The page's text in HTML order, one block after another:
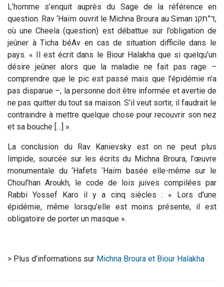
L’homme s’enquit auprès du Sage de la référence en
question. Rav ‘Haïm ouvrit le Michna Broura au Siman ד”תקנ,
où une Cheela (question) est débattue sur l’obligation de
jeûner à Ticha béAv en cas de situation difficile dans le
pays. « Il est écrit dans le Biour Halakha que si quelqu’un
désire jeûner alors que la maladie ne fait pas rage –
comprendre que le pic est passé mais que l’épidémie n’a
pas disparue –, la personne doit être informée et avertie de
ne pas quitter du tout sa maison. S’il veut sortir, il faudrait le
contraindre à mettre quelque chose pour recouvrir son nez
et sa bouche […] ».
La conclusion du Rav Kanievsky est on ne peut plus
limpide, sourcée sur les écrits du Michna Broura, l’œuvre
monumentale du ‘Hafets ‘Haïm basée elle-même sur le
Choul’han Aroukh, le code de lois juives compilées par
Rabbi Yossef Karo il y a cinq siècles : « Lors d’une
épidémie, même lorsqu'elle est moins présente, il est
obligatoire de porter un masque ».
> Plus d’informations sur Michna Broura et Biour Halakha